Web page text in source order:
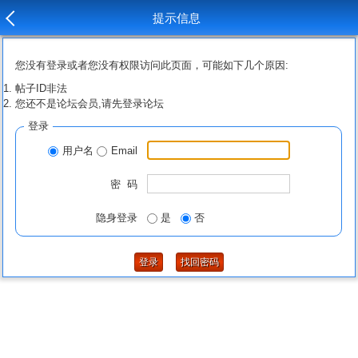
提示信息
您没有登录或者您没有权限访问此页面，可能如下几个原因:
帖子ID非法
您还不是论坛会员,请先登录论坛
登录
用户名 Email
密 码
隐身登录 是 否